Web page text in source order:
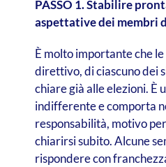
PASSO 1. Stabilire
aspettative dei membri
È molto importante che
direttivo, di ciascuno dei
chiare già alle elezioni. È
indifferente e comporta
responsabilità, motivo
chiarirsi subito. Alcune
rispondere con